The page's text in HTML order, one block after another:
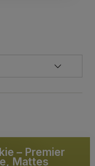
– Premier
Mattes